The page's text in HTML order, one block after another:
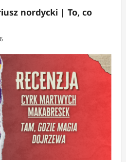
nordycki | To, co